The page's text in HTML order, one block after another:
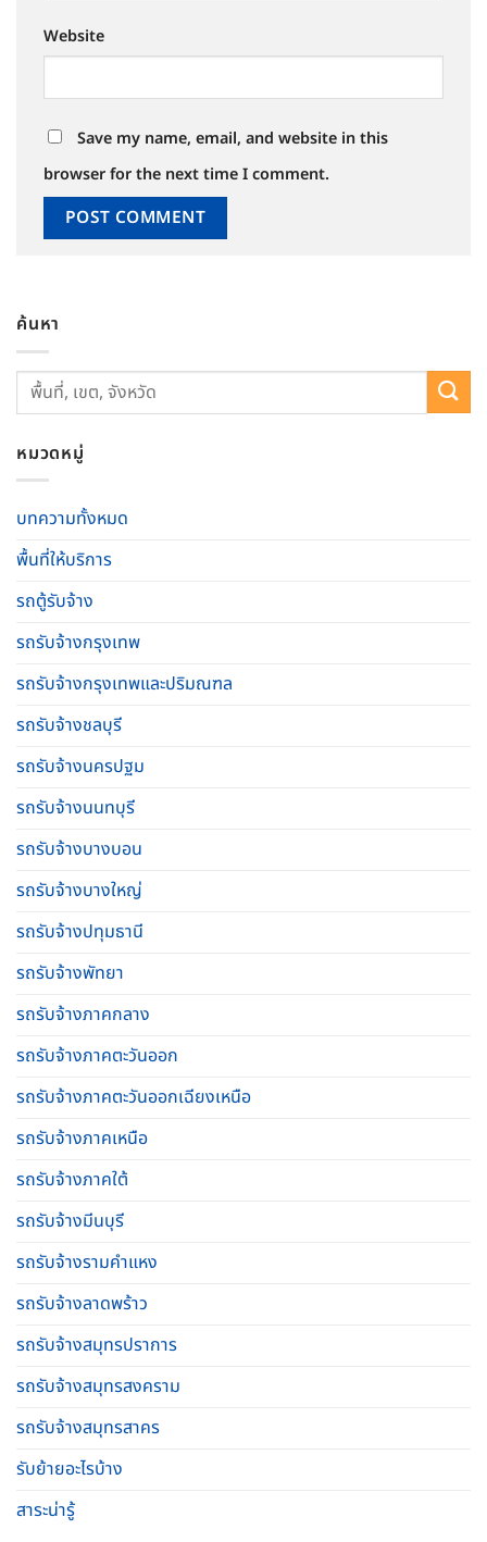
Website
Save my name, email, and website in this
browser for the next time I comment.
ค้นหา
หมวดหมู่
บทความทั้งหมด
พื้นที่ให้บริการ
รถตู้รับจ้าง
รถรับจ้างกรุงเทพ
รถรับจ้างกรุงเทพและปริมณฑล
รถรับจ้างชลบุรี
รถรับจ้างนครปฐม
รถรับจ้างนนทบุรี
รถรับจ้างบางบอน
รถรับจ้างบางใหญ่
รถรับจ้างปทุมธานี
รถรับจ้างพัทยา
รถรับจ้างภาคกลาง
รถรับจ้างภาคตะวันออก
รถรับจ้างภาคตะวันออกเฉียงเหนือ
รถรับจ้างภาคเหนือ
รถรับจ้างภาคใต้
รถรับจ้างมีนบุรี
รถรับจ้างรามคําแหง
รถรับจ้างลาดพร้าว
รถรับจ้างสมุทรปราการ
รถรับจ้างสมุทรสงคราม
รถรับจ้างสมุทรสาคร
รับย้ายอะไรบ้าง
สาระน่ารู้